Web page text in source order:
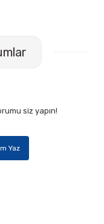
siz yapın!
Yaz